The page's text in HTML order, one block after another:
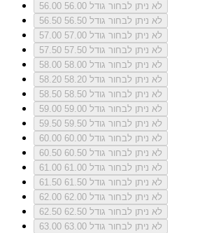
56.00
לא ניתן לבחור גודל 56.00
56.50
לא ניתן לבחור גודל 56.50
57.00
לא ניתן לבחור גודל 57.00
57.50
לא ניתן לבחור גודל 57.50
58.00
לא ניתן לבחור גודל 58.00
58.20
לא ניתן לבחור גודל 58.20
58.50
לא ניתן לבחור גודל 58.50
59.00
לא ניתן לבחור גודל 59.00
59.50
לא ניתן לבחור גודל 59.50
60.00
לא ניתן לבחור גודל 60.00
60.50
לא ניתן לבחור גודל 60.50
61.00
לא ניתן לבחור גודל 61.00
61.50
לא ניתן לבחור גודל 61.50
62.00
לא ניתן לבחור גודל 62.00
62.50
לא ניתן לבחור גודל 62.50
63.00
לא ניתן לבחור גודל 63.00